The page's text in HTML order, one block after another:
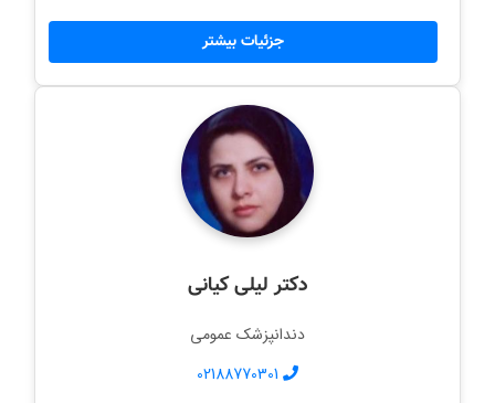
جزئیات بیشتر
دکتر لیلی کیانی
دندانپزشک عمومی
02188770301